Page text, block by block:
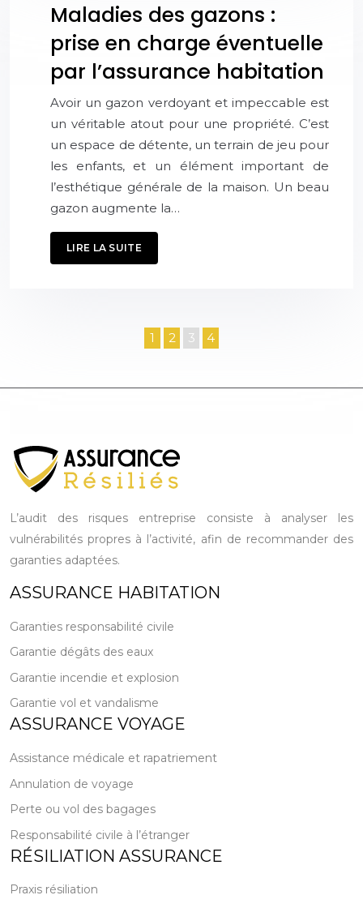
Maladies des gazons :
prise en charge éventuelle
par l’assurance habitation
Avoir un gazon verdoyant et impeccable est
un véritable atout pour une propriété. C’est
un espace de détente, un terrain de jeu pour
les enfants, et un élément important de
l’esthétique générale de la maison. Un beau
gazon augmente la…
LIRE LA SUITE
1 2 3 4
L’audit des risques entreprise consiste à analyser les
vulnérabilités propres à l’activité, afin de recommander des
garanties adaptées.
ASSURANCE HABITATION
Garanties responsabilité civile
Garantie dégâts des eaux
Garantie incendie et explosion
Garantie vol et vandalisme
ASSURANCE VOYAGE
Assistance médicale et rapatriement
Annulation de voyage
Perte ou vol des bagages
Responsabilité civile à l’étranger
RÉSILIATION ASSURANCE
Praxis résiliation